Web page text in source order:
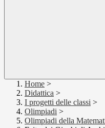
Home >
Didattica >
I progetti delle classi >
Olimpiadi >
Olimpiadi della